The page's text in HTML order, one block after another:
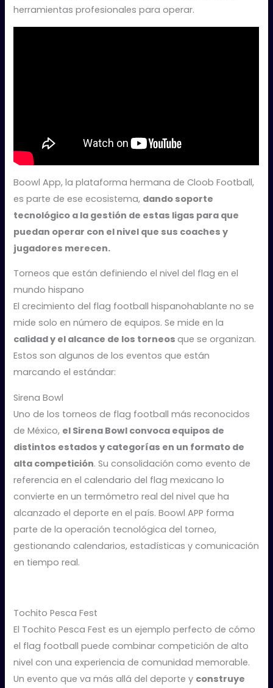
herramientas profesionales para operar.
Boowl App, la plataforma hermana de Cloob Football,
es parte de ese ecosistema, dando soporte
tecnológico a la gestión de estas ligas para que
puedan operar con el nivel que sus coaches y
jugadores merecen.
Torneos que están definiendo el nivel del flag en el
mundo hispano
El crecimiento del flag football hispanohablante no se
mide solo en número de equipos. Se mide en la
calidad y el alcance de los torneosque se organizan.
Estos son algunos de los eventos que están
marcando el estándar:
Sirena Bowl
Uno de los torneos de flag football más reconocidos
de México, el Sirena Bowl convoca equipos de
distintos estados y categorías en un formato de
alta competición. Su consolidación como evento de
referencia en el calendario del flag mexicano lo
convierte en un termómetro real del nivel que ha
alcanzado el deporte en el país. Boowl APP forma
parte de la operación tecnológica del torneo,
gestionando calendarios, estadísticas y comunicación
en tiempo real.
Tochito Pesca Fest
El Tochito Pesca Fest es un ejemplo perfecto de cómo
el flag football puede combinar competición de alto
nivel con una experiencia de comunidad memorable.
Un evento que va más allá del deporte y construye